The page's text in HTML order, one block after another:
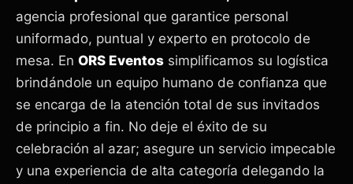
agencia profesional que garantice personal
uniformado, puntual y experto en protocolo de
mesa. En ORS Eventos simplificamos su logística
brindándole un equipo humano de confianza que
se encarga de la atención total de sus invitados
de principio a fin. No deje el éxito de su
celebración al azar; asegure un servicio impecable
y una experiencia de alta categoría delegando la